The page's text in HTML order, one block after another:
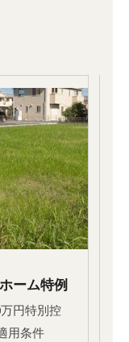
ーム特例
円特別控
用条件